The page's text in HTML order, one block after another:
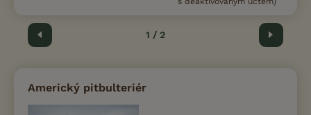
Předchozí 1 / 2 Další
Americký pitbulteriér